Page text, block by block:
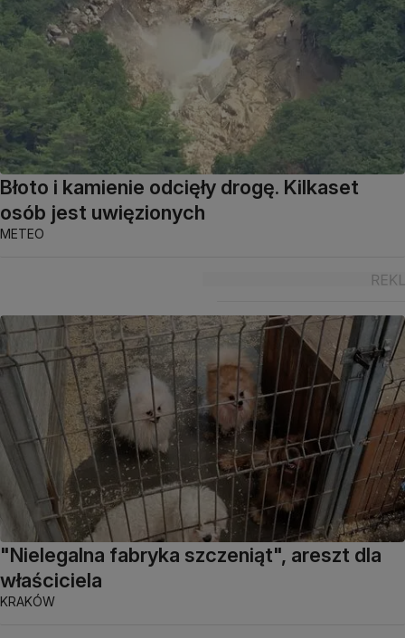
Błoto i kamienie odcięły drogę. Kilkaset
osób jest uwięzionych
METEO
"Nielegalna fabryka szczeniąt", areszt dla
właściciela
KRAKÓW